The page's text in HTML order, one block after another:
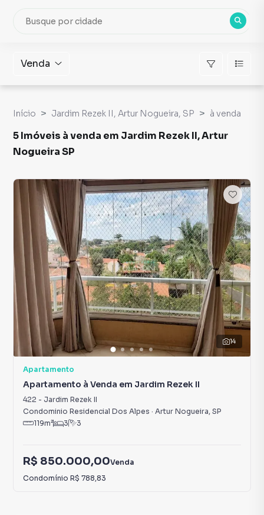
Venda
Início Jardim Rezek II, Artur Nogueira, SP à venda
5 Imóveis à venda em Jardim Rezek II, Artur
Nogueira SP
14
Apartamento
Apartamento à Venda em Jardim Rezek II
422 - Jardim Rezek II
Condominio Residencial Dos Alpes · Artur Nogueira, SP
119m² 3 3
R$ 850.000,00Venda
Condomínio R$ 788,83